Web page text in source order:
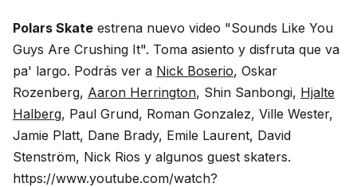
Polars Skate estrena nuevo video "Sounds Like You
Guys Are Crushing It". Toma asiento y disfruta que va
pa' largo. Podrás ver a Nick Boserio, Oskar
Rozenberg, Aaron Herrington, Shin Sanbongi, Hjalte
Halberg, Paul Grund, Roman Gonzalez, Ville Wester,
Jamie Platt, Dane Brady, Emile Laurent, David
Stenström, Nick Rios y algunos guest skaters.
https://www.youtube.com/watch?